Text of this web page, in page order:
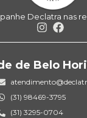
Declatra nas
de Belo
(31) 98469-3795
(31) 3295-0704